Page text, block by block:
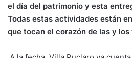
el día del patrimonio y esta
Todas estas actividades están
que tocan el corazón de las y los